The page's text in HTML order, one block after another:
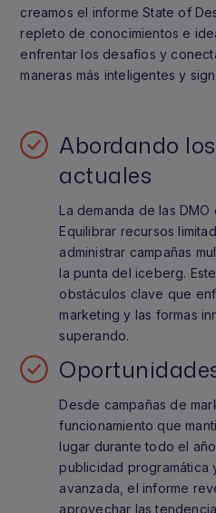
creamos el informe State of
repleto de conocimientos e
enfrentar los desafíos y
maneras más inteligentes y
Abordando
actuales
La demanda de las
Equilibrar recursos
administrar campañas
la punta del iceberg.
obstáculos clave que
marketing y las formas
superando.
Desde campañas de
funcionamiento que
lugar durante todo el
publicidad programática
avanzada, el informe
aprovechar las